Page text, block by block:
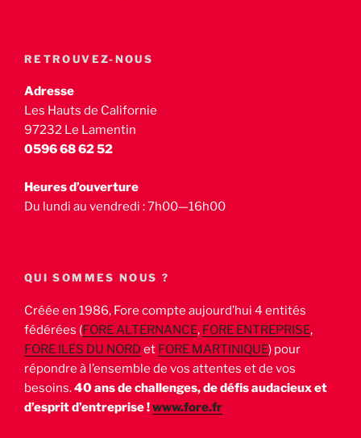
RETROUVEZ-NOUS
Adresse
Les Hauts de Californie
97232 Le Lamentin
0596 68 62 52
Heures d’ouverture
Du lundi au vendredi : 7h00—16h00
QUI SOMMES NOUS ?
Créée en 1986, Fore compte aujourd’hui 4 entités
fédérées (FORE ALTERNANCE, FORE ENTREPRISE,
FORE ILES DU NORD et FORE MARTINIQUE) pour
répondre à l’ensemble de vos attentes et de vos
besoins.40 ans de challenges, de défis audacieux et
d’esprit d’entreprise !www.fore.fr